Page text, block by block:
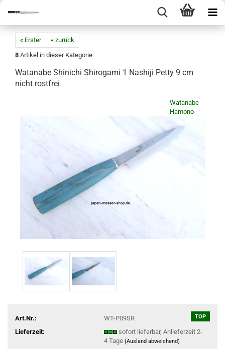
« Erster
« zurück
8 Artikel in dieser Kategorie
Watanabe Shinichi Shirogami 1 Nashiji Petty 9 cm
nicht rostfrei
Watanabe
Hamono
TOP
Art.Nr.:
WT-P09SR
Lieferzeit:
sofort lieferbar, Anlieferzeit 2-
4 Tage (Ausland abweichend)